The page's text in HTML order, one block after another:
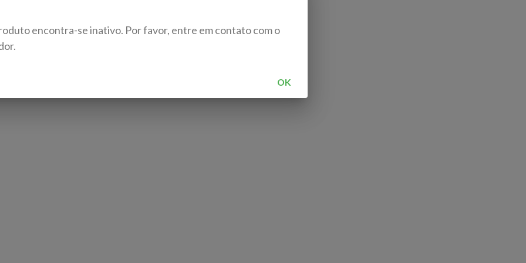
encontra-se inativo. Por favor, entre em contato com o
OK